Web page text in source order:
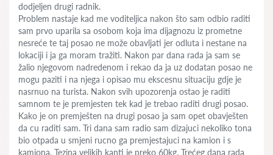
dodjeljen drugi radnik.
Problem nastaje kad me voditeljica nakon što sam odbio raditi
sam prvo uparila sa osobom koja ima dijagnozu iz prometne
nesreće te taj posao ne može obavljati jer odluta i nestane na
lokaciji i ja ga moram tražiti. Nakon par dana rada ja sam se
žalio njegovom nadredenom i rekao da ja uz dodatan posao ne
mogu paziti i na njega i opisao mu ekscesnu situaciju gdje je
nasrnuo na turista. Nakon svih upozorenja ostao je raditi
samnom te je premjesten tek kad je trebao raditi drugi posao.
Kako je on premješten na drugi posao ja sam opet obavješten
da cu raditi sam. Tri dana sam radio sam dizajuci nekoliko tona
bio otpada u smjeni rucno ga premjestajuci na kamion i s
kamiona. Tezina velikih kanti je preko 60kg. Trećeg dana rada